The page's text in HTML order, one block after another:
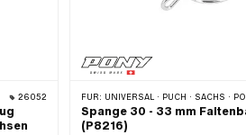
26052 FÜR: UNIVERSAL · PUCH · SACHS · PONY / CILO
Spange 30 - 33 mm
(P8216)